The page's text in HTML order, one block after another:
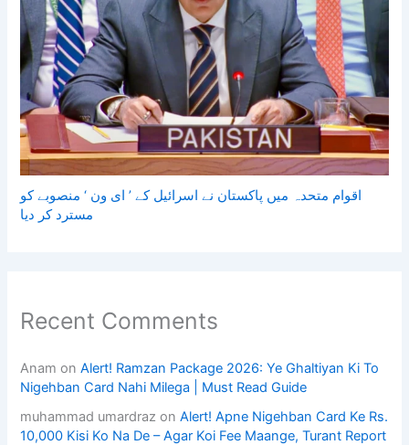
اقوام متحدہ میں پاکستان نے اسرائیل کے ’ ای ون ‘ منصوبے کو
مسترد کر دیا
Recent Comments
Anam onAlert! Ramzan Package 2026: Ye Ghaltiyan Ki To
Nigehban Card Nahi Milega | Must Read Guide
muhammad umardraz onAlert! Apne Nigehban Card Ke Rs.
10,000 Kisi Ko Na De – Agar Koi Fee Maange, Turant Report